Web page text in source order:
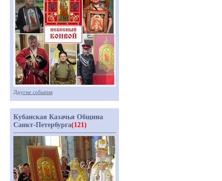
Другие события
Кубанская Казачья Община
Санкт-Петербурга(121)